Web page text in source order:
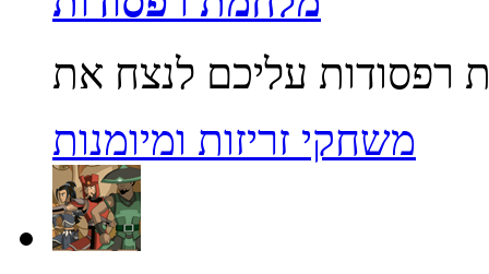
משחקי זריזות ומיומנות